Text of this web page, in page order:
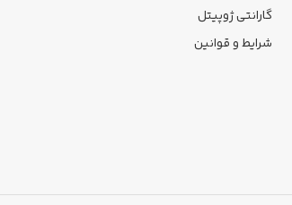
گارانتی ژوپیتل
شرایط و قوانین